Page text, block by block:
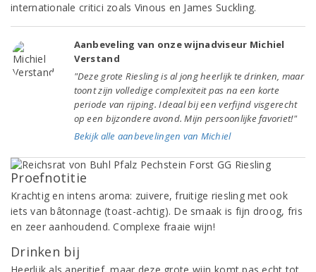
internationale critici zoals Vinous en James Suckling.
Aanbeveling van onze wijnadviseur Michiel
Verstand
"Deze grote Riesling is al jong heerlijk te drinken, maar
toont zijn volledige complexiteit pas na een korte
periode van rijping. Ideaal bij een verfijnd visgerecht
op een bijzondere avond. Mijn persoonlijke favoriet!"
Bekijk alle aanbevelingen van Michiel
Proefnotitie
Krachtig en intens aroma: zuivere, fruitige riesling met ook
iets van bâtonnage (toast-achtig). De smaak is fijn droog, fris
en zeer aanhoudend. Complexe fraaie wijn!
Drinken bij